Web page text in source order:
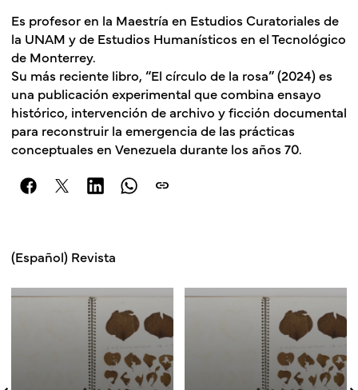
Es profesor en la Maestría en Estudios Curatoriales de
la UNAM y de Estudios Humanísticos en el Tecnológico
de Monterrey.
Su más reciente libro, “El círculo de la rosa” (2024) es
una publicación experimental que combina ensayo
histórico, intervención de archivo y ficción documental
para reconstruir la emergencia de las prácticas
conceptuales en Venezuela durante los años 70.
link
(Español) Revista